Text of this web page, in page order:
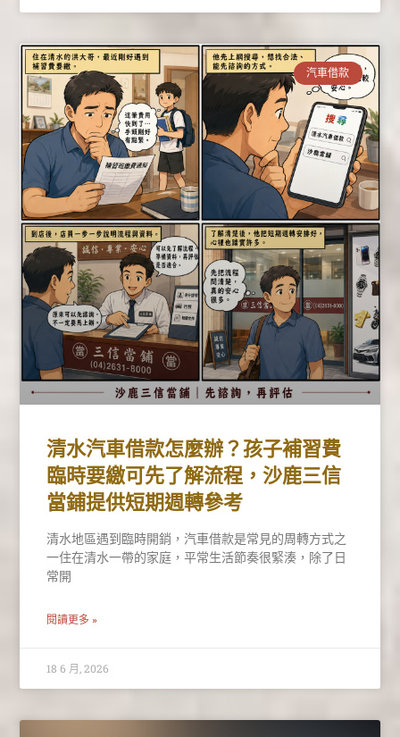
汽車借款
清水汽車借款怎麼辦？孩子補習費
臨時要繳可先了解流程，沙鹿三信
當鋪提供短期週轉參考
清水地區遇到臨時開銷，汽車借款是常見的周轉方式之
一住在清水一帶的家庭，平常生活節奏很緊湊，除了日
常開
閱讀更多 »
18 6 月, 2026